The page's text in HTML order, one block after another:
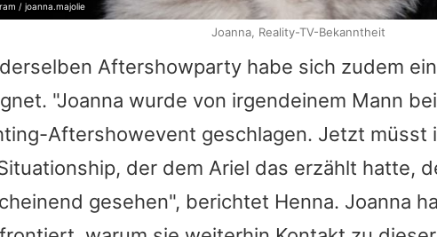
Aftershowparty habe sich zudem
"Joanna wurde von irgendeinem Mann
Aftershowevent geschlagen. Jetzt müsst
der dem Ariel das erzählt hatte,
gesehen", berichtet Henna. Joanna
/ joanna.majolie
Joanna, Reality-TV-Bekanntheit